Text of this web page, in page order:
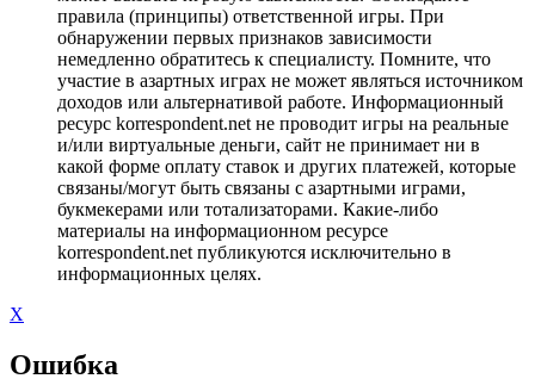
правила (принципы) ответственной игры. При
обнаружении первых признаков зависимости
немедленно обратитесь к специалисту. Помните, что
участие в азартных играх не может являться источником
доходов или альтернативой работе. Информационный
ресурс korrespondent.net не проводит игры на реальные
и/или виртуальные деньги, сайт не принимает ни в
какой форме оплату ставок и других платежей, которые
связаны/могут быть связаны с азартными играми,
букмекерами или тотализаторами. Какие-либо
материалы на информационном ресурсе
korrespondent.net публикуются исключительно в
информационных целях.
X
Ошибка